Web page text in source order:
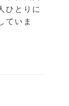
ひとりに
ていま